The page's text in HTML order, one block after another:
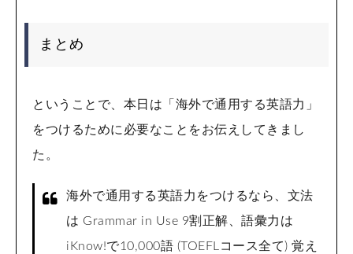
まとめ
ということで、本日は「海外で通用する英語力」
をつけるために必要なことをお伝えしてきまし
た。
海外で通用する英語力をつけるなら、文法
は Grammar in Use 9割正解、語彙力は
iKnow!で10,000語 (TOEFLコース全て) 覚え